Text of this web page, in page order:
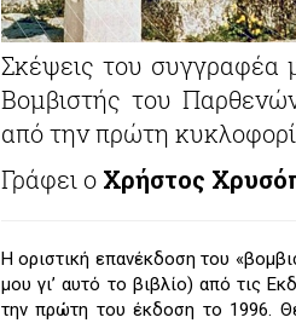
Σκέψεις του συγγραφέα
Βομβιστής του
από την πρώτη
Γράφει ο Χρήστος
Η οριστική επανέκδοση του
μου γι’ αυτό το βιβλίο) από τις
την πρώτη του έκδοση το 1996.